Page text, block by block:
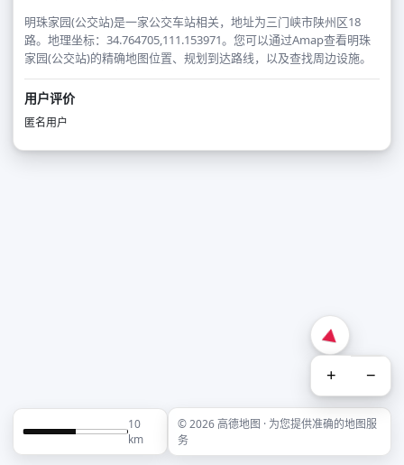
明珠家园(公交站)是一家公交车站相关，地址为三门峡市陕州区18
路。地理坐标：34.764705,111.153971。您可以通过Amap查看明珠
家园(公交站)的精确地图位置、规划到达路线，以及查找周边设施。
用户评价
匿名用户
+ −
10
km
© 2026 高德地图 · 为您提供准确的地图服
务